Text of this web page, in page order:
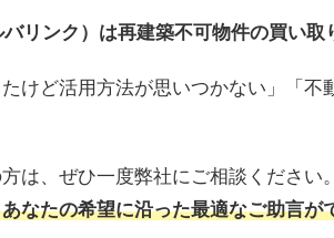
リンク）は再建築不可物件の買い取
たけど活用方法が思いつかない」「
は、ぜひ一度弊社にご相談ください。
なたの希望に沿った最適なご助言が